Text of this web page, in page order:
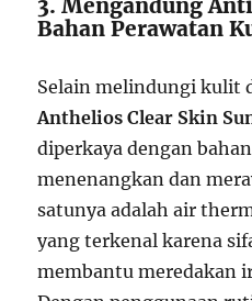
3. Mengandung
Bahan Perawatan
Selain melindungi kulit
Anthelios Clear Skin
diperkaya dengan
menenangkan dan
satunya adalah air
yang terkenal karena
membantu meredakan